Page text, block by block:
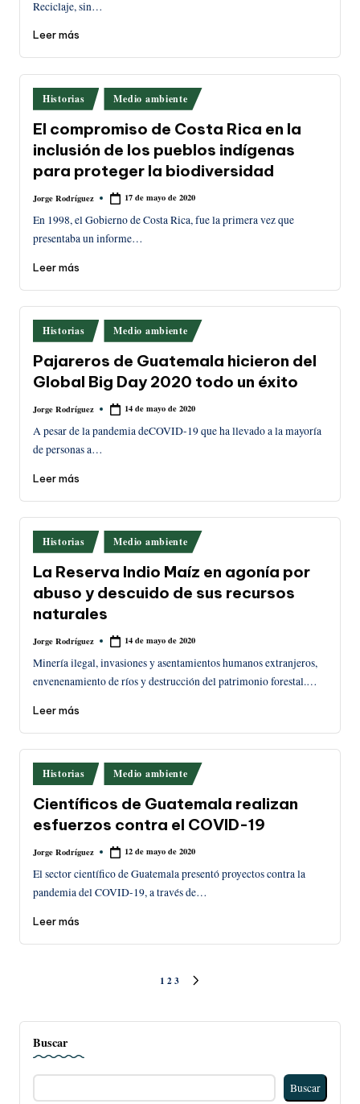
Reciclaje, sin…
Leer más
Publicado
en
Historias Medio ambiente
El compromiso de Costa Rica en la
inclusión de los pueblos indígenas
para proteger la biodiversidad
Publicado
Jorge Rodríguez 17 de mayo de 2020
En 1998, el Gobierno de Costa Rica, fue la primera vez que
presentaba un informe…
Leer más
Publicado
en
Historias Medio ambiente
Pajareros de Guatemala hicieron del
Global Big Day 2020 todo un éxito
Publicado
Jorge Rodríguez 14 de mayo de 2020
A pesar de la pandemia deCOVID-19 que ha llevado a la mayoría
de personas a…
Leer más
Publicado
en
Historias Medio ambiente
La Reserva Indio Maíz en agonía por
abuso y descuido de sus recursos
naturales
Publicado
Jorge Rodríguez 14 de mayo de 2020
Minería ilegal, invasiones y asentamientos humanos extranjeros,
envenenamiento de ríos y destrucción del patrimonio forestal.…
Leer más
Publicado
en
Historias Medio ambiente
Científicos de Guatemala realizan
esfuerzos contra el COVID-19
Publicado
Jorge Rodríguez 12 de mayo de 2020
El sector científico de Guatemala presentó proyectos contra la
pandemia del COVID-19, a través de…
Leer más
de
entradas
1 2 3
Buscar
Buscar